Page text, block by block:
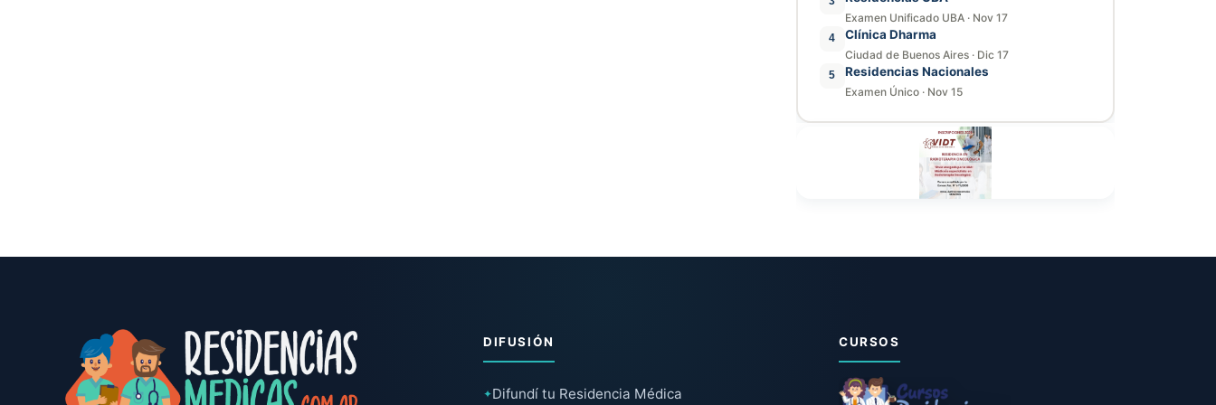
Examen Unificado UBA · Nov 17
4 Clínica Dharma
Ciudad de Buenos Aires · Dic 17
5 Residencias Nacionales
Examen Único · Nov 15
DIFUSIÓN
✦Difundí tu Residencia Médica
CURSOS